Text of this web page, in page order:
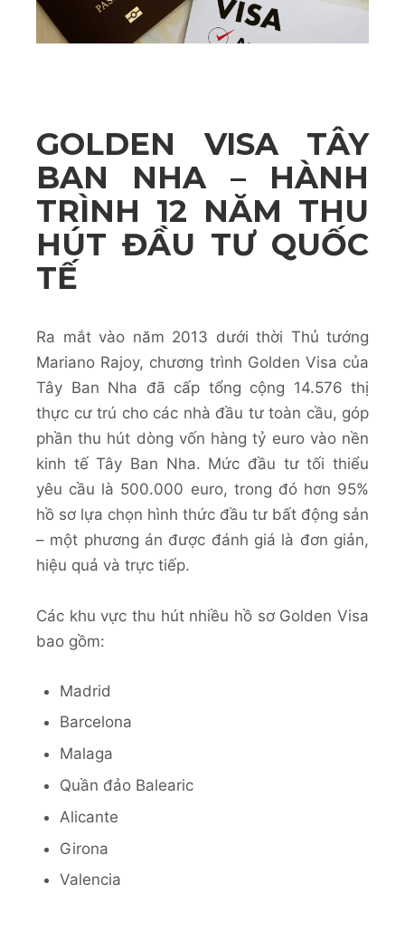
GOLDEN VISA TÂY
BAN NHA – HÀNH
TRÌNH 12 NĂM THU
HÚT ĐẦU TƯ QUỐC
TẾ
Ra mắt vào năm 2013 dưới thời Thủ tướng
Mariano Rajoy, chương trình Golden Visa của
Tây Ban Nha đã cấp tổng cộng 14.576 thị
thực cư trú cho các nhà đầu tư toàn cầu, góp
phần thu hút dòng vốn hàng tỷ euro vào nền
kinh tế Tây Ban Nha. Mức đầu tư tối thiểu
yêu cầu là 500.000 euro, trong đó hơn 95%
hồ sơ lựa chọn hình thức đầu tư bất động sản
– một phương án được đánh giá là đơn giản,
hiệu quả và trực tiếp.
Các khu vực thu hút nhiều hồ sơ Golden Visa
bao gồm:
Madrid
Barcelona
Malaga
Quần đảo Balearic
Alicante
Girona
Valencia